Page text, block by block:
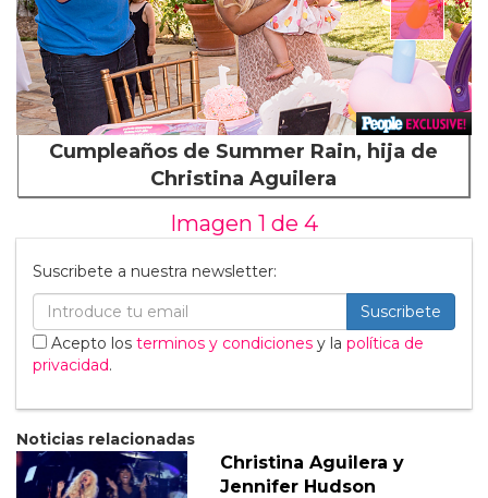
Cumpleaños de Summer Rain, hija de
Christina Aguilera
Imagen 1 de 4
Suscribete a nuestra newsletter:
Suscribete
Acepto los terminos y condiciones y la política de
privacidad.
Noticias relacionadas
Christina Aguilera y
Jennifer Hudson